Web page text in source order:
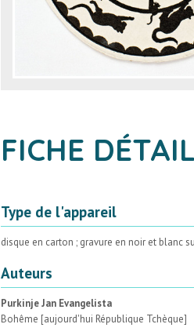
FICHE
Type de l'appareil
disque en carton ; gravure en noir et blanc
Auteurs
Purkinje Jan Evangelista
Bohême [aujourd'hui République Tchèque]